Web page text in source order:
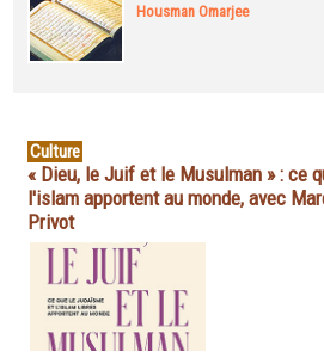
Housman Omarjee
Culture
« Dieu, le Juif et le Musulman » : ce
l'islam apportent au monde, avec
Privot